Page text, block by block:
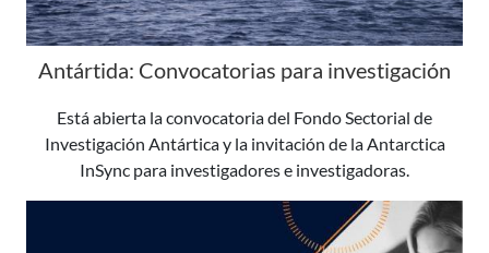
Antártida: Convocatorias para investigación
Está abierta la convocatoria del Fondo Sectorial de
Investigación Antártica y la invitación de la Antarctica
InSync para investigadores e investigadoras.